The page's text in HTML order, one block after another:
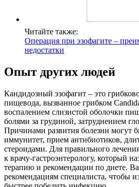
Читайте также:
Операция при эзофагите –
недостатки
Опыт других людей
Кандидозный эзофагит – это
пищевода, вызванное грибком
воспалением слизистой оболочки
болями за грудиной, затруднением
Причинами развития болезни могут
иммунитет, прием антибиотиков,
стероидами. Для правильного
к врачу-гастроэнтерологу, который
терапию и рекомендации по диете.
рекомендациям специалиста, чтобы